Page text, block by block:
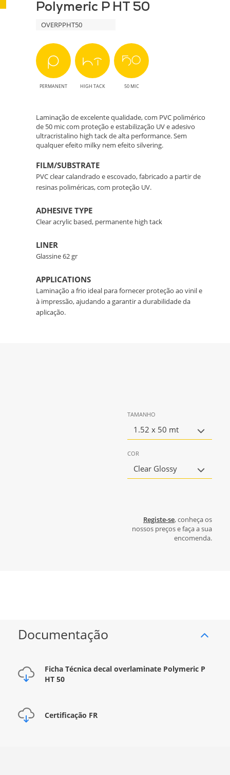
Polymeric P HT 50
OVERPPHT50
PERMANENT HIGH TACK 50 MIC
Laminação de excelente qualidade, com PVC polimérico
de 50 mic com proteção e estabilização UV e adesivo
ultracristalino high tack de alta performance. Sem
qualquer efeito milky nem efeito silvering.
FILM/SUBSTRATE
PVC clear calandrado e escovado, fabricado a partir de
resinas poliméricas, com proteção UV.
ADHESIVE TYPE
Clear acrylic based, permanente high tack
LINER
Glassine 62 gr
APPLICATIONS
Laminação a frio ideal para fornecer proteção ao vinil e
à impressão, ajudando a garantir a durabilidade da
aplicação.
TAMANHO
1.52 x 50 mt
COR
Clear Glossy
Registe-se, conheça os
nossos preços e faça a sua
encomenda.
Documentação
Ficha Técnica decal overlaminate Polymeric P
HT 50
Certificação FR
Proteção
Durável
para
Impressões